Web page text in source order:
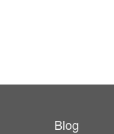
Blog